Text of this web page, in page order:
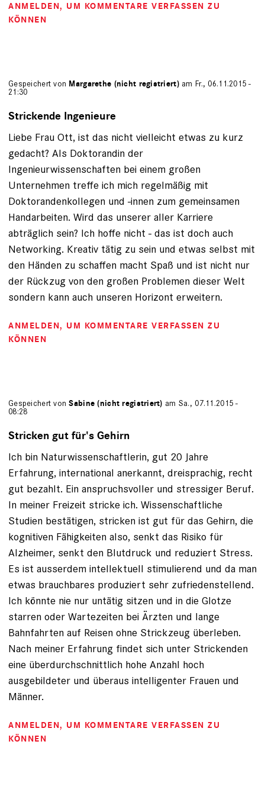
ANMELDEN, UM KOMMENTARE VERFASSEN ZU
KÖNNEN
Gespeichert von Margarethe (nicht registriert)am Fr., 06.11.2015 -
21:30
Strickende Ingenieure
Liebe Frau Ott, ist das nicht vielleicht etwas zu kurz
gedacht? Als Doktorandin der
Ingenieurwissenschaften bei einem großen
Unternehmen treffe ich mich regelmäßig mit
Doktorandenkollegen und -innen zum gemeinsamen
Handarbeiten. Wird das unserer aller Karriere
abträglich sein? Ich hoffe nicht - das ist doch auch
Networking. Kreativ tätig zu sein und etwas selbst mit
den Händen zu schaffen macht Spaß und ist nicht nur
der Rückzug von den großen Problemen dieser Welt
sondern kann auch unseren Horizont erweitern.
ANMELDEN, UM KOMMENTARE VERFASSEN ZU
KÖNNEN
Gespeichert vonSabine (nicht registriert) am Sa., 07.11.2015 -
08:28
Stricken gut für's Gehirn
Ich bin Naturwissenschaftlerin, gut 20 Jahre
Erfahrung, international anerkannt, dreisprachig, recht
gut bezahlt. Ein anspruchsvoller und stressiger Beruf.
In meiner Freizeit stricke ich. Wissenschaftliche
Studien bestätigen, stricken ist gut für das Gehirn, die
kognitiven Fähigkeiten also, senkt das Risiko für
Alzheimer, senkt den Blutdruck und reduziert Stress.
Es ist ausserdem intellektuell stimulierend und da man
etwas brauchbares produziert sehr zufriedenstellend.
Ich könnte nie nur untätig sitzen und in die Glotze
starren oder Wartezeiten bei Ärzten und lange
Bahnfahrten auf Reisen ohne Strickzeug überleben.
Nach meiner Erfahrung findet sich unter Strickenden
eine überdurchschnittlich hohe Anzahl hoch
ausgebildeter und überaus intelligenter Frauen und
Männer.
ANMELDEN, UM KOMMENTARE VERFASSEN ZU
KÖNNEN